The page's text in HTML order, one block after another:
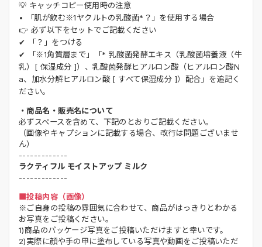
💡 キャッチコピー使用時の注意
• 「肌が飲む※1ヤクルトの乳酸菌*？」を使用する場合
👉 必ず以下をセットでご記載ください
✔ 「？」をつける
✔ 「※1角質層まで」「* 乳酸菌発酵エキス（乳酸菌培養液（牛
乳）[ 保湿成分 ]）、乳酸菌発酵ヒアルロン酸（ヒアルロン酸N
a、加水分解ヒアルロン酸 [ すべて保湿成分 ]）配合」を追記く
ださい。
・商品名・販売名について
必ずスペースを含めて、下記のとおりご記載ください。
（画像やキャプションに記載する場合、改行は問題ございませ
ん）
-------------
ラクティフル モイストアップ ミルク
-------------
■投稿内容（画像）
※ご自身の投稿の雰囲気に合わせて、商品がはっきりとわかる
お写真をご投稿ください。
1)商品のパッケージ写真をご投稿いただけますと幸いです。
2)実際に顔や手の甲に塗布している写真や動画をご投稿いただ